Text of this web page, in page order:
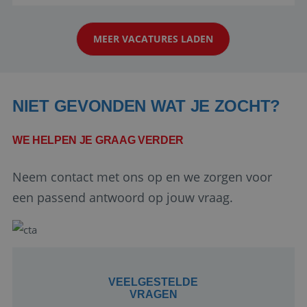
werken: of het nu gaat om vragen ...
MEER VACATURES LADEN
NIET GEVONDEN WAT JE ZOCHT?
WE HELPEN JE GRAAG VERDER
Neem contact met ons op en we zorgen voor
een passend antwoord op jouw vraag.
VEELGESTELDE
VRAGEN
Google Privacy Policy